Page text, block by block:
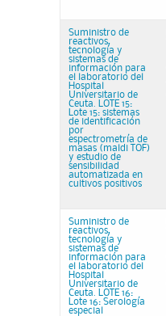
Suministro de
reactivos,
tecnología y
sistemas de
información para
el laboratorio del
Hospital
Universitario de
Ceuta. LOTE 15:
Lote 15: sistemas
de identificación
por
espectrometría de
masas (maldi TOF)
y estudio de
sensibilidad
automatizada en
cultivos positivos
Suministro de
reactivos,
tecnología y
sistemas de
información para
el laboratorio del
Hospital
Universitario de
Ceuta. LOTE 16:
Lote 16: Serología
especial